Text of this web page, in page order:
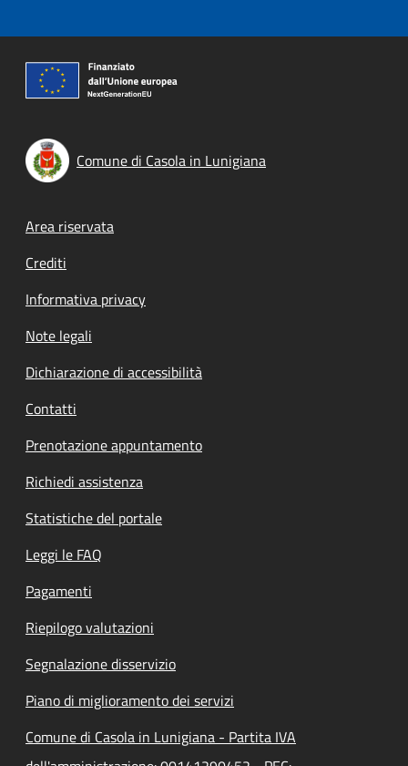
Comune di Casola in Lunigiana
Footer menu
Area riservata
Crediti
Informativa privacy
Note legali
Dichiarazione di accessibilità
Contatti
Prenotazione appuntamento
Richiedi assistenza
Statistiche del portale
Leggi le FAQ
Pagamenti
Riepilogo valutazioni
Segnalazione disservizio
Piano di miglioramento dei servizi
Comune di Casola in Lunigiana - Partita IVA